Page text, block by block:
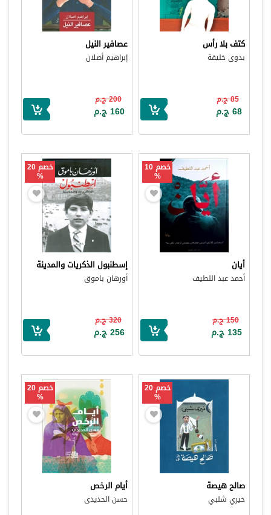
كتف بلا رأس
بدوى خليفة
85 ج.م
68 ج.م
عصافير النيل
إبراهيم أصلان
200 ج.م
160 ج.م
خصم 10
%
أيان
أحمد عبد اللطيف
150 ج.م
135 ج.م
خصم 20
%
إسطنبول الذكريات والمدينة
أورهان باموق
320 ج.م
256 ج.م
خصم 20
%
صالح هيصة
خيري شلبي
خصم 20
%
أيام الرخص
حسن الحديدى